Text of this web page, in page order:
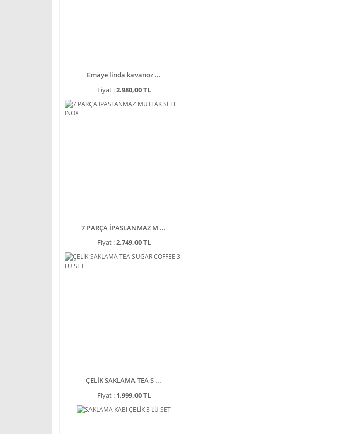
Emaye linda kavanoz ...
Fiyat :2.980,00 TL
7 PARÇA İPASLANMAZ M ...
Fiyat :2.749,00 TL
ÇELİK SAKLAMA TEA S ...
Fiyat : 1.999,00 TL